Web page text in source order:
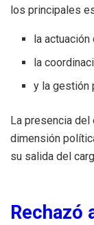
los principales
la
la
y la gestión
La presencia del
dimensión
su salida del
Rechazó